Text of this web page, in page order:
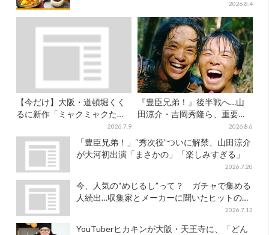
2026.8.4
【今だけ】大阪・道頓堀くく
るに新作「ミャクミャクたこ
焼」登場！関西の8店舗限定で
2026.7.9
『豊臣兄弟！』後半戦へ…山
田涼介・吉岡秀隆ら、重要人
物のビジュアル解禁でSNS興
奮「キター！！」
2026.8.6
「豊臣兄弟！」“秀次役”ついに解禁、山田涼介
が大河初出演「まさかの」「楽しみすぎる」
2026.7.20
今、人気の“めじるし”って？ ガチャで集める
人続出…収集家とメーカーに聞いたヒットの背
2026.7.12
YouTuberヒカキンが大阪・天王寺に、「どん